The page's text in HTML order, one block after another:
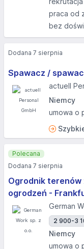
praca od
bez
Spawacz /
actuell
Niemcy
umowa o
Dodana 7 sierpnia
Ogrodnik
ogrodzeń -
German
2 900-3
Niemcy
umowa o
Polecana
Dodana 7 sierpnia